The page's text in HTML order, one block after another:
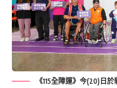
《115全障運》今(20)日